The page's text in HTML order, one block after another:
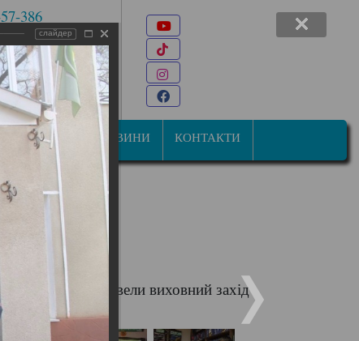
386
47-34
Мазепи, 31
НОВИНИ КОНТАКТИ
справа» провели виховний захід
слайдер